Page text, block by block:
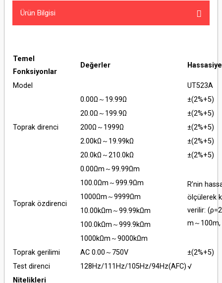
Ürün Bilgisi
Temel
Fonksiyonlar
Değerler
Model UT523A
Toprak direnci
0.00Ω～19.99Ω
±(2%+5)
20.0Ω～199.9Ω
±(2%+5)
200Ω～1999Ω
±(2%+5)
2.00kΩ～19.99kΩ
±(2%+5)
20.0kΩ～210.0kΩ
±(2%+5)
Toprak özdirenci
0.00Ωm～99.99Ωm
R’nin
ölçülerek
verilir:
m～
100.0Ωm～999.9Ωm
1000Ωm～9999Ωm
10.00kΩm～99.99kΩm
100.0kΩm～999.9kΩm
1000kΩm～9000kΩm
Toprak gerilimi
AC 0.00～750V
±(2%+5)
Test direnci
128Hz/111Hz/105Hz/94Hz(AFC)√
Nitelikleri